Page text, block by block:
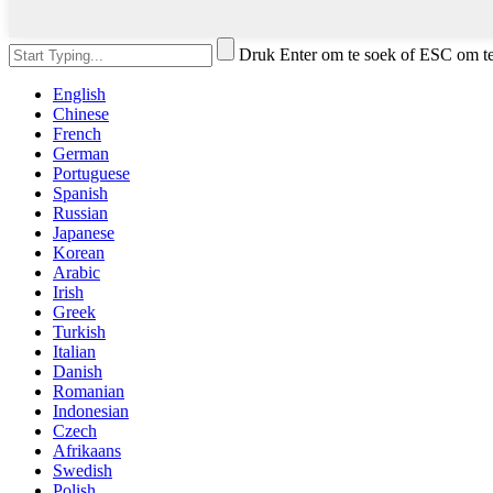
Druk Enter om te soek of ESC om
English
Chinese
French
German
Portuguese
Spanish
Russian
Japanese
Korean
Arabic
Irish
Greek
Turkish
Italian
Danish
Romanian
Indonesian
Czech
Afrikaans
Swedish